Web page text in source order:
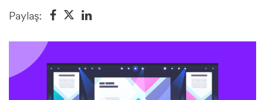
Paylaş: